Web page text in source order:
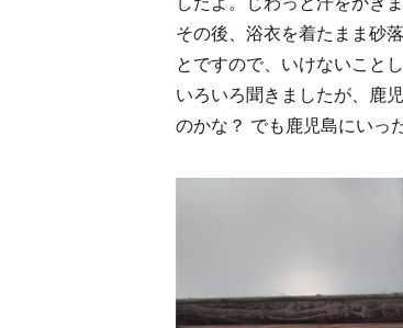
その後、浴衣を着たまま砂
とですので、いけないこと
いろいろ聞きましたが、鹿
のかな？ でも鹿児島にいっ